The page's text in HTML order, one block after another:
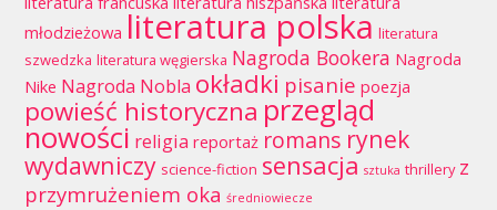
młodzieżowa literatura polska literatura
szwedzka literatura węgierska Nagroda Bookera Nagroda
Nike Nagroda Nobla okładki pisanie poezja
powieść historyczna przegląd
nowości religia reportaż romans rynek
wydawniczy science-fiction sensacja sztuka thrillery z
przymrużeniem oka średniowiecze